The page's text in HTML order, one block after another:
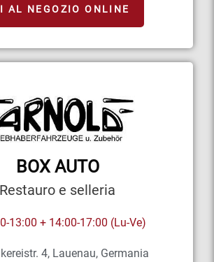
AL NEGOZIO ONLINE
BOX AUTO
Restauro e selleria
13:00 + 14:00-17:00 (Lu-Ve)
4, Lauenau, Germania